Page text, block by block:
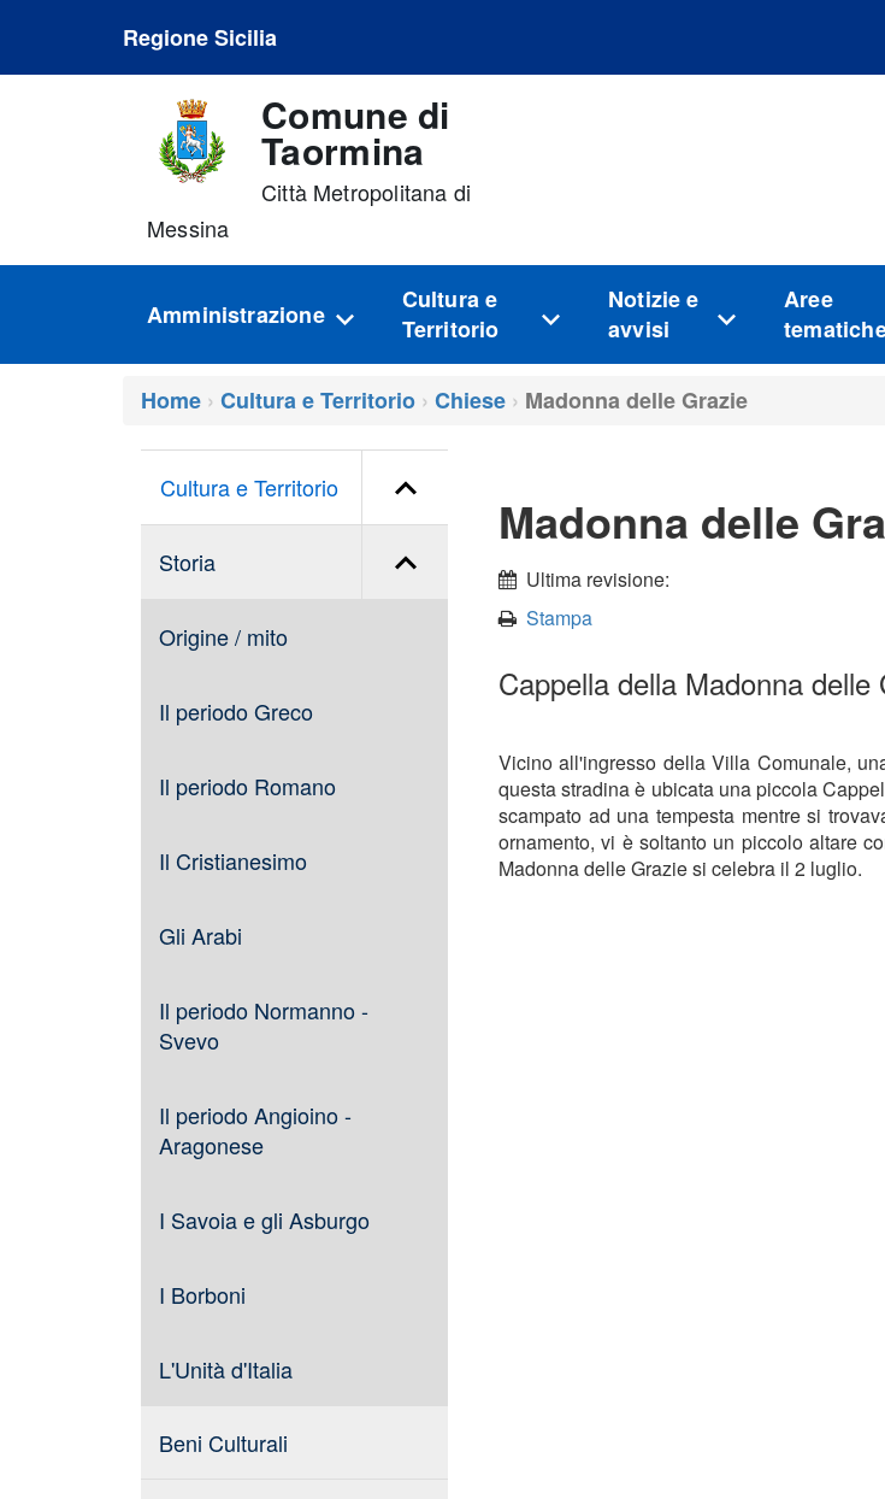
Regione Sicilia
Comune di
Taormina
Città Metropolitana di
Messina
Amministrazione
Cultura e
Territorio
Notizie e
avvisi
Aree
Home Cultura e Territorio Chiese Madonna delle Grazie
Cultura e Territorio
Storia
Origine / mito
Il periodo Greco
Il periodo Romano
Il Cristianesimo
Gli Arabi
Il periodo Normanno -
Svevo
Il periodo Angioino -
Aragonese
I Savoia e gli Asburgo
I Borboni
L'Unità d'Italia
Beni Culturali
Madonna delle
Ultima revisione:
Stampa
Cappella della Madonna delle
Vicino all'ingresso della Villa Comunale,
questa stradina è ubicata una piccola
scampato ad una tempesta mentre si
ornamento, vi è soltanto un piccolo altare
Madonna delle Grazie si celebra il 2 luglio.
torna
all'inizio
del